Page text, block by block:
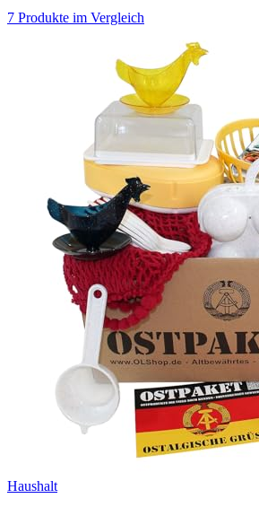
7 Produkte im Vergleich
Haushalt